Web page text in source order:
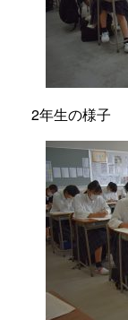
2年生の様子